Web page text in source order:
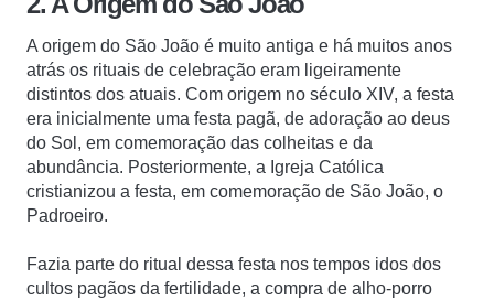
A origem do São João é muito antiga e há muitos anos
atrás os rituais de celebração eram ligeiramente
distintos dos atuais. Com origem no século XIV, a festa
era inicialmente uma festa pagã, de adoração ao deus
do Sol, em comemoração das colheitas e da
abundância. Posteriormente, a Igreja Católica
cristianizou a festa, em comemoração de São João, o
Padroeiro.
Fazia parte do ritual dessa festa nos tempos idos dos
cultos pagãos da fertilidade, a compra de alho-porro